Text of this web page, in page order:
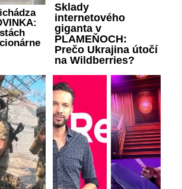
Sklady
internetového
giganta v
PLAMEŇOCH:
Prečo Ukrajina útočí
na Wildberries?